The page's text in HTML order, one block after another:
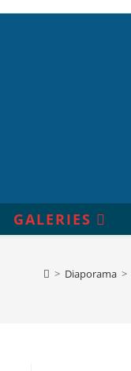
GALERIES
> Diaporama >